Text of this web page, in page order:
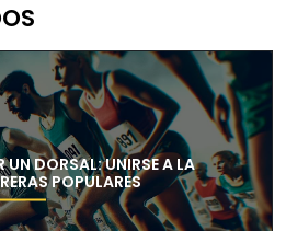
UN DORSAL: UNIRSE A LA
POPULARES